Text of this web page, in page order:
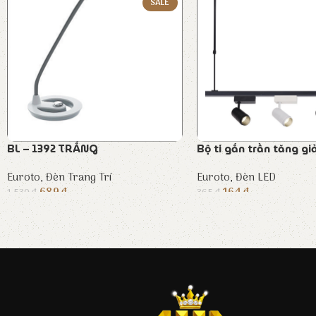
BL – 1392 TRẮNG
Euroto,Đèn Trang Trí
1.530 ₫ 689₫
Bộ ti gắn trần tăng
Euroto, Đèn LED
365 ₫ 164₫